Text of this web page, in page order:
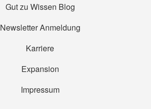
Gut zu Wissen Blog
Newsletter Anmeldung
Karriere
Expansion
Impressum